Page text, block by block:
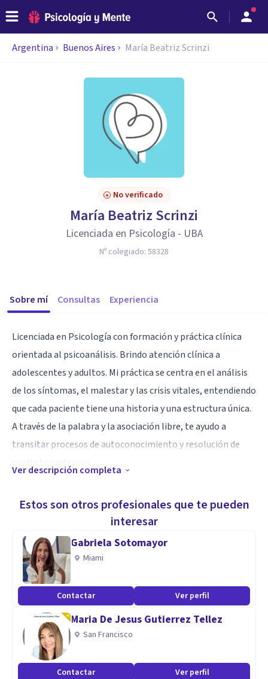
Argentina Buenos Aires María Beatriz Scrinzi
No verificado
María Beatriz Scrinzi
Licenciada en Psicología - UBA
Nº colegiado: 58328
Sobre mí Consultas Experiencia
Licenciada en Psicología con formación y práctica clínica
orientada al psicoanálisis. Brindo atención clínica a
adolescentes y adultos. Mi práctica se centra en el análisis
de los síntomas, el malestar y las crisis vitales, entendiendo
que cada paciente tiene una historia y una estructura única.
A través de la palabra y la asociación libre, te ayudo a
transitar procesos de autoconocimiento y resolución de
Aptitudes
Posgrado en Psicoanálisis de Lacan.
Posgrado en Neurociencias - Fundación Favaloro.
Ver descripción completa
Estos son otros profesionales que te pueden
interesar
Gabriela Sotomayor
Miami
Contactar Ver perfil
Maria De Jesus Gutierrez Tellez
San Francisco
Contactar Ver perfil